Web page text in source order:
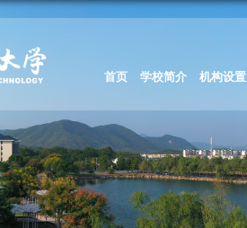
首页 学校简介 机构设置